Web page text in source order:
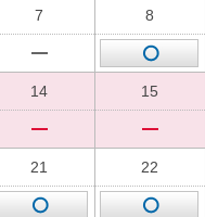
7 8
14 15
21 22